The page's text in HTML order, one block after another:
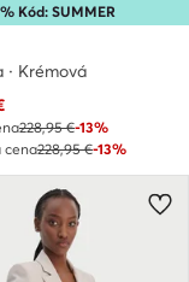
Kód: SUMMER
· Krémová
cena
228,95 €-13%
cena228,95 €-13%